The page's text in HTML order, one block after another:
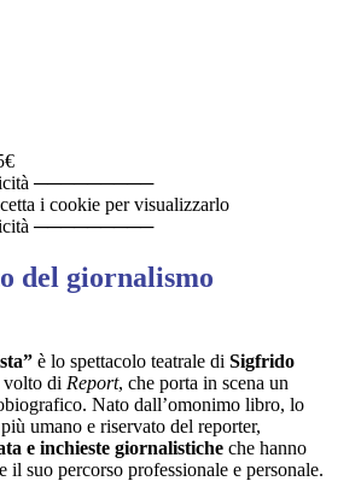
─────────
i cookie per visualizzarlo
─────────
del giornalismo
è lo spettacolo teatrale di Sigfrido
volto di Report, che porta in scena un
Nato dall’omonimo libro, lo
umano e riservato del reporter,
e inchieste giornalistiche che hanno
il suo percorso professionale e personale.